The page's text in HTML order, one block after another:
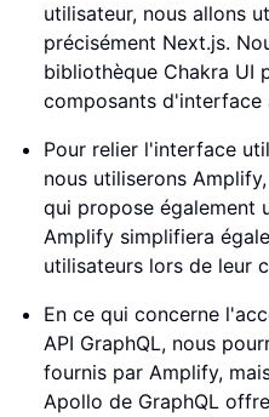
utilisateur, nous allons
précisément Next.js.
bibliothèque Chakra UI
composants
Pour relier l'interface
nous utiliserons
qui propose également
Amplify simplifiera
utilisateurs lors de leur
En ce qui concerne
API GraphQL, nous
fournis par Amplify,
Apollo de GraphQL